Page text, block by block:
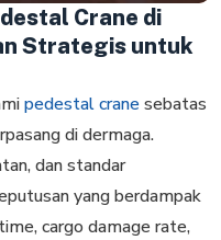
Crane di
Strategis untuk
pedestal cranesebatas
di dermaga.
dan standar
yang berdampak
cargo damage rate,